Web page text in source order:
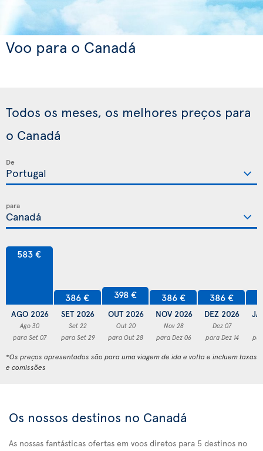
Voo para o Canadá
Todos os meses, os melhores preços para
o Canadá
De
para
583 €
AGO 2026
Ago 30
para Set 07
386 €
SET 2026
Set 22
para Set 29
398 €
OUT 2026
Out 20
para Out 28
386 €
NOV 2026
Nov 28
para Dez 06
386 €
DEZ 2026
Dez 07
para Dez 14
*Os preços apresentados são para uma viagem de ida e volta e incluem taxas
e comissões
Os nossos destinos no Canadá
As nossas fantásticas ofertas em voos diretos para 5 destinos no